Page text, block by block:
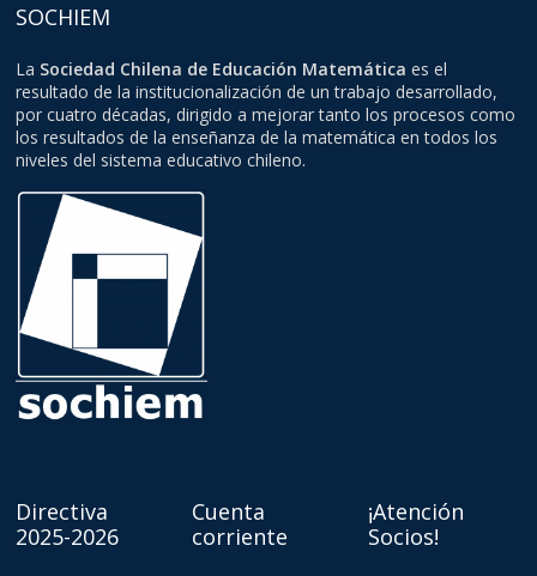
SOCHIEM
La Sociedad Chilena de Educación Matemática es el
resultado de la institucionalización de un trabajo desarrollado,
por cuatro décadas, dirigido a mejorar tanto los procesos como
los resultados de la enseñanza de la matemática en todos los
niveles del sistema educativo chileno.
Directiva
2025-2026
Cuenta
corriente
¡Atención
Socios!